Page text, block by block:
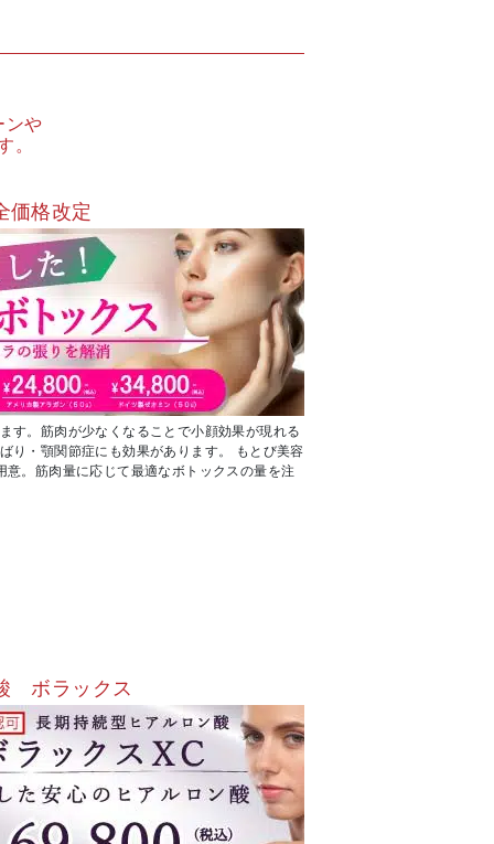
ンや
価格改定
す。筋肉が少なくなることで小顔効果が現れる
り・顎関節症にも効果があります。 もとび美容
。筋肉量に応じて最適なボトックスの量を注
ボラックス